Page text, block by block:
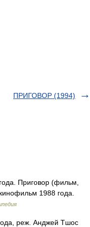
ПРИГОВОР (1994)
Приговор (фильм,
1988 года.
реж. Анджей Тшос